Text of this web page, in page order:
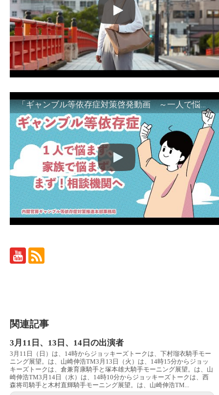
「ギャンブル等依存症対策啓発動画 ～一人で悩まず、家族で悩まず、まず！相談機関へ～」
関連記事
3月11日、13日、14日の出演者
3月11日（日）は、14時からジョッキーズトークは、下村瑠衣騎手モー
ニング展望。は、山崎伸浩TM3月13日（火）は、14時15分からジョッ
キーズトークは、倉兼育康騎手と塚本雄大騎手モーニング展望。は、山
崎伸浩TM3月14日（水）は、14時10分からジョッキーズトークは、西
森将司騎手と木村直輝騎手モーニング展望。は、山崎伸浩TM...